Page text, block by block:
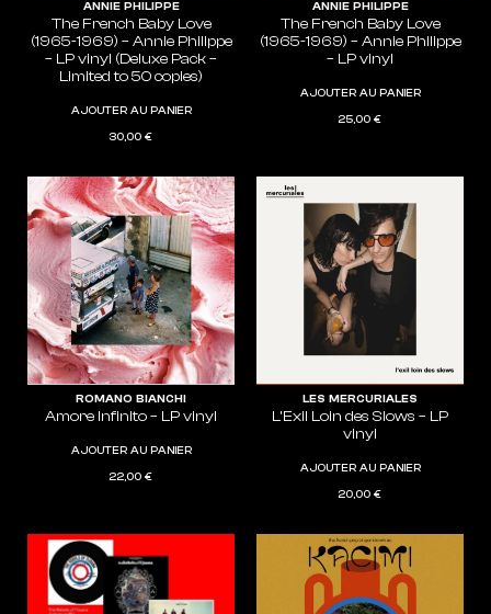
ANNIE PHILIPPE
The French Baby Love
(1965-1969) – Annie Philippe
– LP vinyl (Deluxe Pack –
Limited to 50 copies)
30,00 €
AJOUTER AU PANIER
ANNIE PHILIPPE
The French Baby Love
(1965-1969) – Annie Philippe
– LP vinyl
25,00 €
AJOUTER AU PANIER
ROMANO BIANCHI
Amore Infinito – LP vinyl
22,00 €
AJOUTER AU PANIER
LES MERCURIALES
L’Exil Loin des Slows – LP
vinyl
20,00 €
AJOUTER AU PANIER